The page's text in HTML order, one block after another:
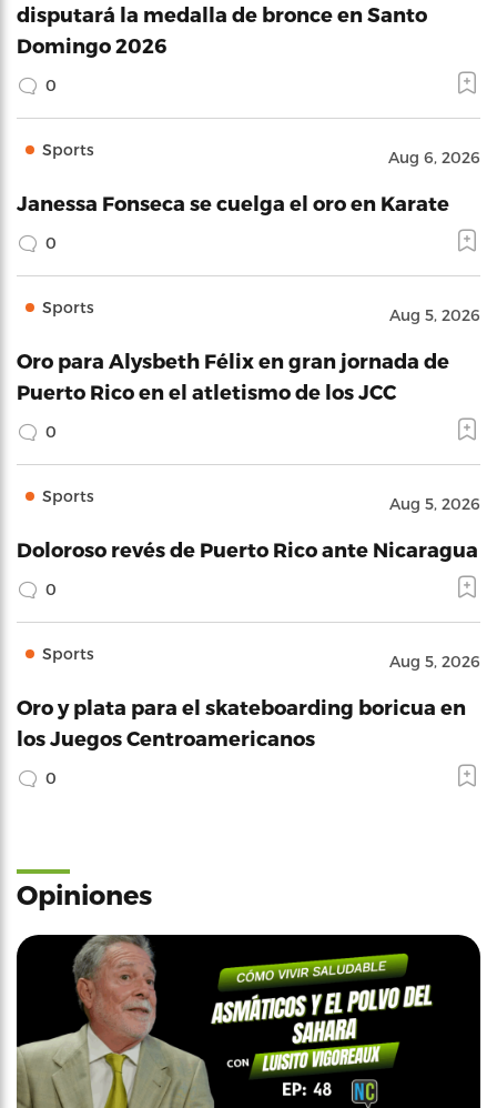
disputará la medalla de bronce en Santo
Domingo 2026
0
Sports Aug 6, 2026
Janessa Fonseca se cuelga el oro en Karate
0
Sports Aug 5, 2026
Oro para Alysbeth Félix en gran jornada de
Puerto Rico en el atletismo de los JCC
0
Sports Aug 5, 2026
Doloroso revés de Puerto Rico ante Nicaragua
0
Sports Aug 5, 2026
Oro y plata para el skateboarding boricua en
los Juegos Centroamericanos
0
Opiniones